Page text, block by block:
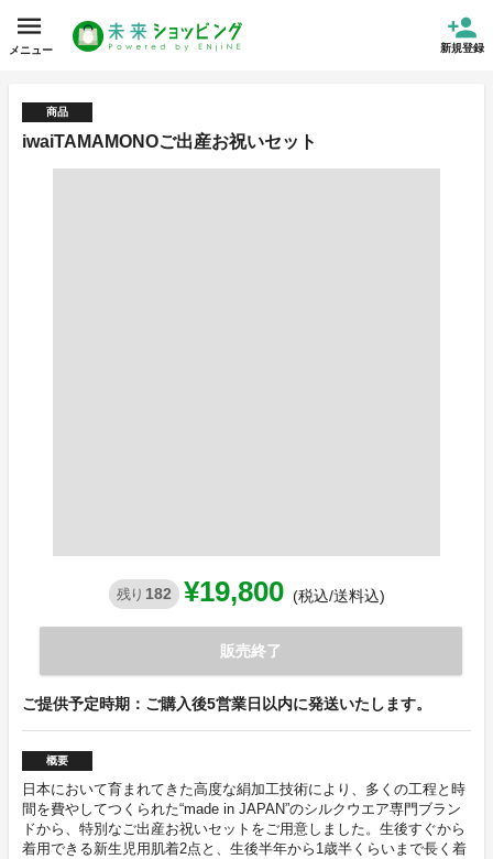
メニュー 新規登録
商品
iwaiTAMAMONOご出産お祝いセット
残り 182 ¥19,800 (税込/送料込)
販売終了
ご提供予定時期：ご購入後5営業日以内に発送いたします。
概要
日本において育まれてきた高度な絹加工技術により、多くの工程と時
間を費やしてつくられた“made in JAPAN”のシルクウエア専門ブラン
ドから、特別なご出産お祝いセットをご用意しました。生後すぐから
着用できる新生児用肌着2点と、生後半年から1歳半くらいまで長く着